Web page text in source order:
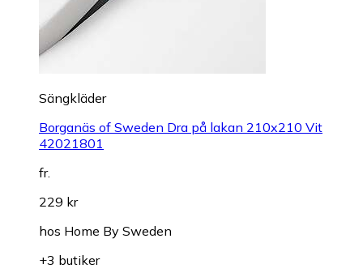
Sängkläder
Borganäs of Sweden Dra på lakan 210x210 Vit
42021801
fr.
229 kr
hos Home By Sweden
+3 butiker